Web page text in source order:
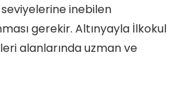
inebilen
gerekir. Altınyayla İlkokul
alanlarında uzman ve